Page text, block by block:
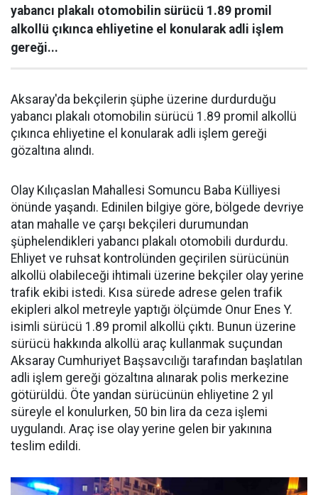
yabancı plakalı otomobilin sürücü 1.89 promil
alkollü çıkınca ehliyetine el konularak adli işlem
gereği...
Aksaray'da bekçilerin şüphe üzerine durdurduğu
yabancı plakalı otomobilin sürücü 1.89 promil alkollü
çıkınca ehliyetine el konularak adli işlem gereği
gözaltına alındı.
Olay Kılıçaslan Mahallesi Somuncu Baba Külliyesi
önünde yaşandı. Edinilen bilgiye göre, bölgede devriye
atan mahalle ve çarşı bekçileri durumundan
şüphelendikleri yabancı plakalı otomobili durdurdu.
Ehliyet ve ruhsat kontrolünden geçirilen sürücünün
alkollü olabileceği ihtimali üzerine bekçiler olay yerine
trafik ekibi istedi. Kısa sürede adrese gelen trafik
ekipleri alkol metreyle yaptığı ölçümde Onur Enes Y.
isimli sürücü 1.89 promil alkollü çıktı. Bunun üzerine
sürücü hakkında alkollü araç kullanmak suçundan
Aksaray Cumhuriyet Başsavcılığı tarafından başlatılan
adli işlem gereği gözaltına alınarak polis merkezine
götürüldü. Öte yandan sürücünün ehliyetine 2 yıl
süreyle el konulurken, 50 bin lira da ceza işlemi
uygulandı. Araç ise olay yerine gelen bir yakınına
teslim edildi.